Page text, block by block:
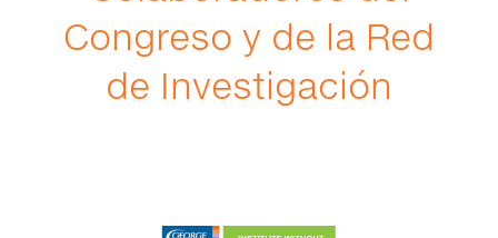
Congreso y de la Red
de Investigación